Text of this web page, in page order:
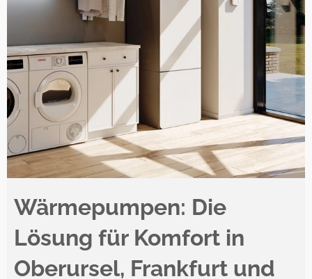
Wärmepumpen: Die
Lösung für Komfort in
Oberursel, Frankfurt und